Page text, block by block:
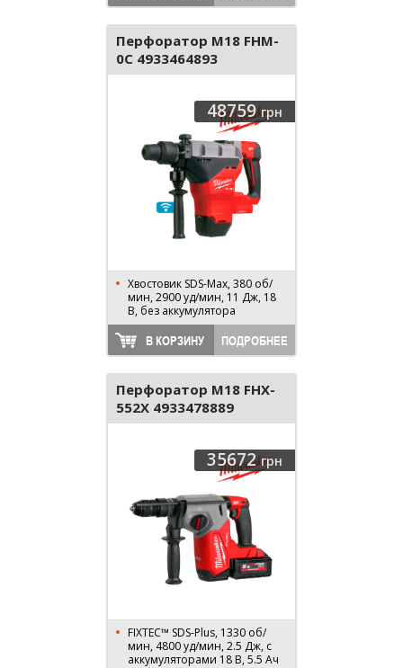
Перфоратор M18 FHM-
0C 4933464893
48759грн
Хвостовик SDS-Max, 380 об/
мин, 2900 уд/мин, 11 Дж, 18
В, без аккумулятора
В КОРЗИНУ ПОДРОБНЕЕ
Перфоратор M18 FHX-
552X 4933478889
35672грн
FIXTEC™ SDS-Plus, 1330 об/
мин, 4800 уд/мин, 2.5 Дж, с
аккумуляторами 18 В, 5.5 Ач